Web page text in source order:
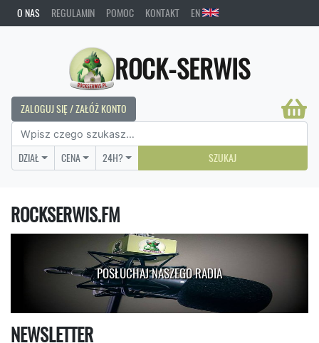
O NAS REGULAMIN POMOC KONTAKT EN
ROCK-SERWIS
ZALOGUJ SIĘ / ZAŁÓŻ KONTO
DZIAŁ CENA 24H? SZUKAJ
ROCKSERWIS.FM
POSŁUCHAJ NASZEGO RADIA
NEWSLETTER